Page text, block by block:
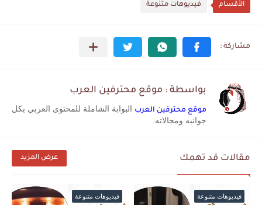
الأقسام فيديوهات متنوعة
بواسطة : موقع محترفين العرب
موقع محترفين العرب البوابة الشاملة للمحتوى العربي بكل
جوانبه ومجالاته.
مقالات قد تهمك عرض المزيد
فيديوهات متنوعة فيديوهات متنوعة